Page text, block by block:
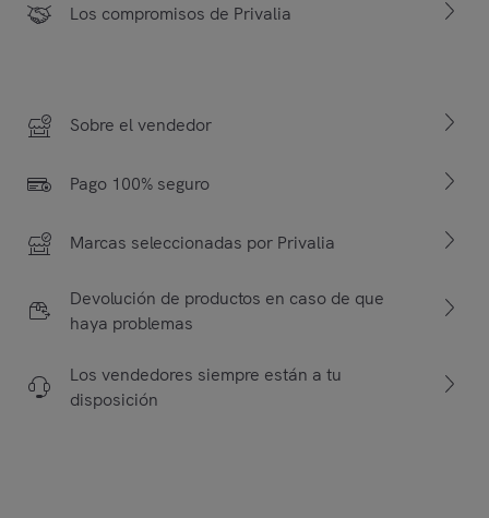
Los compromisos de Privalia
Sobre el vendedor
Pago 100% seguro
Marcas seleccionadas por Privalia
Devolución de productos en caso de que
haya problemas
Los vendedores siempre están a tu
disposición